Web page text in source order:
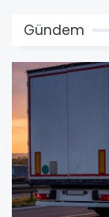
Gündem